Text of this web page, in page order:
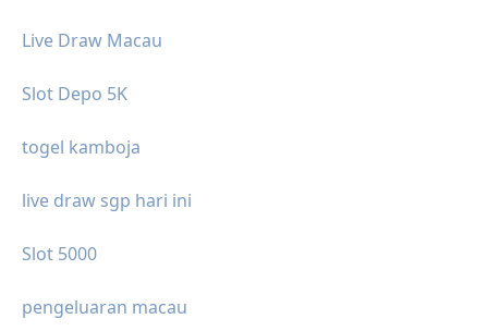
Live Draw Macau
Slot Depo 5K
togel kamboja
live draw sgp hari ini
Slot 5000
pengeluaran macau